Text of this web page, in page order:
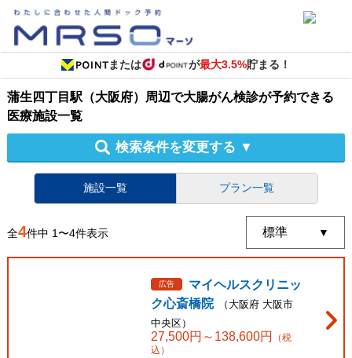
または が最大3.5%貯まる！
蒲生四丁目駅（大阪府）周辺で大腸がん検診が予約できる
医療施設一覧
検索条件を変更する ▼
施設一覧 プラン一覧
全4件中 1〜4件表示
広告
マイヘルスクリニッ
ク心斎橋院
（ 大阪府 大阪市
中央区）
27,500円～ 138,600円
（税
込）